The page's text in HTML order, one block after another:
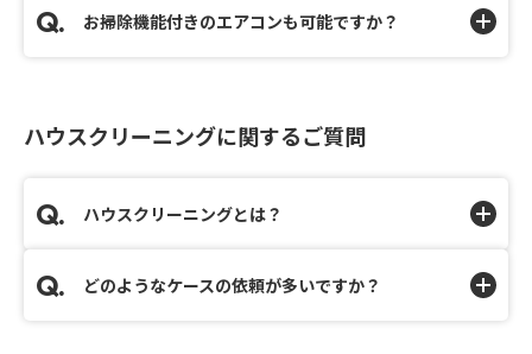
お掃除機能付きのエアコンも可能ですか？
ハウスクリーニングに関するご質問
ハウスクリーニングとは？
どのようなケースの依頼が多いですか？